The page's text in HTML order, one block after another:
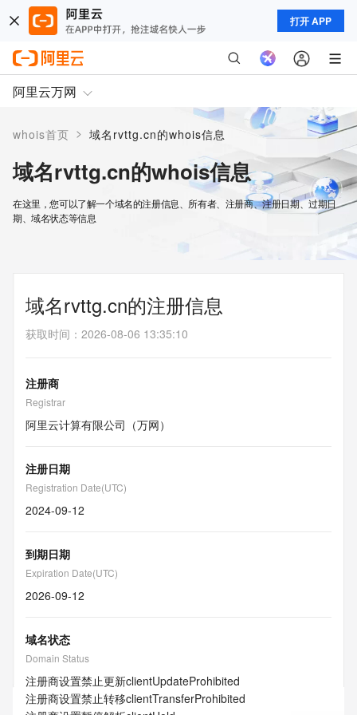
打开 APP
阿里云万网
whois首页 > 域名rvttg.cn的whois信息
域名rvttg.cn的whois信息
在这里，您可以了解一个域名的注册信息、所有者、注册商、注册日期、过期日
期、域名状态等信息
域名rvttg.cn的注册信息
获取时间 ： 2026-08-06 13:35:10
注册商
Registrar
阿里云计算有限公司（万网）
注册日期
Registration Date(UTC)
2024-09-12
到期日期
Expiration Date(UTC)
2026-09-12
域名状态
Domain Status
注册商设置禁止更新clientUpdateProhibited
注册商设置禁止转移clientTransferProhibited